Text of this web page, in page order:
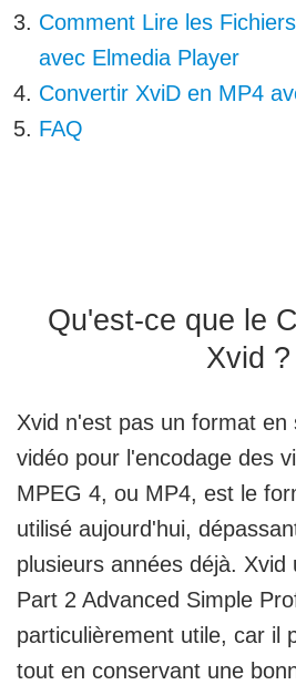
Comment Lire les
avec Elmedia Player
Convertir XviD en MP4
FAQ
Qu'est-ce que le
Xvid ?
Xvid n'est pas un format en
vidéo pour l'encodage des
MPEG 4, ou MP4, est le
utilisé aujourd'hui,
plusieurs années déjà. Xvid
Part 2 Advanced Simple
particulièrement utile, car il
tout en conservant une